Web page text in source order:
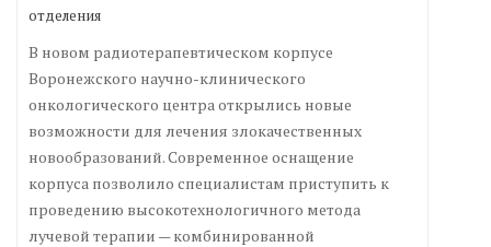
отделения
В новом радиотерапевтическом корпусе
Воронежского научно-клинического
онкологического центра открылись новые
возможности для лечения злокачественных
новообразований. Современное оснащение
корпуса позволило специалистам приступить к
проведению высокотехнологичного метода
лучевой терапии — комбинированной